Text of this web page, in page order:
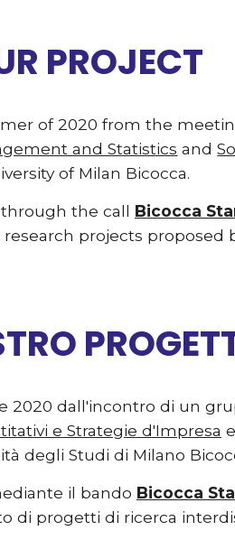
PROJECT
of 2020 from the
and Statistics and
of Milan Bicocca.
the call Bicocca
projects proposed
2020 dall'incontro di un
e Strategie d'Impresa
degli Studi di Milano
il bando Bicocca
di progetti di ricerca